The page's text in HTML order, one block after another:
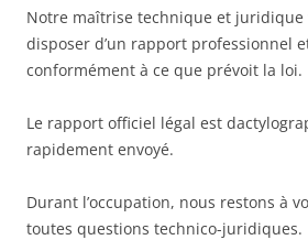
Notre maîtrise technique et juridique
disposer d’un rapport professionnel
conformément à ce que prévoit la loi.
Le rapport officiel légal est
rapidement envoyé.
Durant l’occupation, nous restons à
toutes questions technico-juridiques.